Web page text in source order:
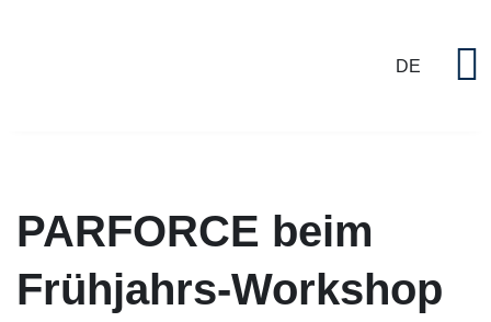
DE
PARFORCE beim
Frühjahrs-Workshop